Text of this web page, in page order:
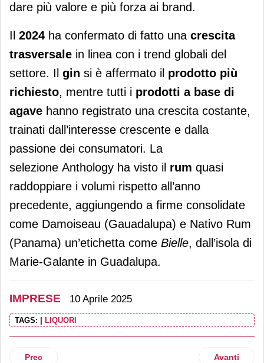
dare più valore e più forza ai brand.
Il 2024 ha confermato di fatto una crescita
trasversale in linea con i trend globali del
settore. Il gin si è affermato il prodotto più
richiesto, mentre tutti i prodotti a base di
agave hanno registrato una crescita costante,
trainati dall’interesse crescente e dalla
passione dei consumatori. La
selezione Anthology ha visto il rum quasi
raddoppiare i volumi rispetto all’anno
precedente, aggiungendo a firme consolidate
come Damoiseau (Gauadalupa) e Nativo Rum
(Panama) un’etichetta come Bielle, dall’isola di
Marie-Galante in Guadalupa.
IMPRESE 10 Aprile 2025
TAGS: LIQUORI
Articolo precedente: Divita cambia denominazione e
Prec Articolo
Avanti